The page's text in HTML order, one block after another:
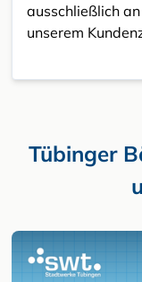
ausschließlich
unserem
Tübinger